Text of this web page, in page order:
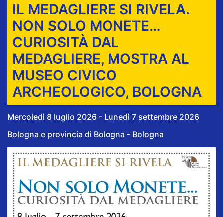
IL MEDAGLIERE SI RIVELA.
NON SOLO MONETE…
CURIOSITÀ DAL
MEDAGLIERE, MOSTRA AL
MUSEO CIVICO
ARCHEOLOGICO, BOLOGNA
Mercoledì 8 luglio 2026 - Lunedì 7 settembre 2026
Bologna e provincia di Bologna - Bologna